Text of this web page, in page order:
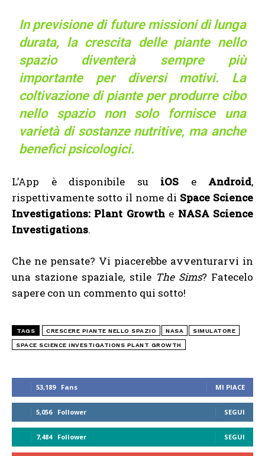
53,189 Fans MI PIACE
5,056 Follower SEGUI
7,484 Follower SEGUI
In previsione di future missioni di lunga
durata, la crescita delle piante nello
spazio diventerà sempre più
importante per diversi motivi. La
coltivazione di piante per produrre cibo
nello spazio non solo fornisce una
varietà di sostanze nutritive, ma anche
benefici psicologici.
L’App è disponibile su iOS e Android,
rispettivamente sotto il nome di Space Science
Investigations: Plant Growthe NASA Science
Investigations.
Che ne pensate? Vi piacerebbe avventurarvi in
una stazione spaziale, stile The Sims? Fatecelo
sapere con un commento qui sotto!
TAGS CRESCERE PIANTE NELLO SPAZIO NASA SIMULATORE
SPACE SCIENCE INVESTIGATIONS PLANT GROWTH